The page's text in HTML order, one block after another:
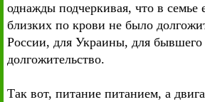
однажды подчеркивая, что в семье
близких по крови не было
России, для Украины, для
долгожительство.
Так вот, питание питанием, а